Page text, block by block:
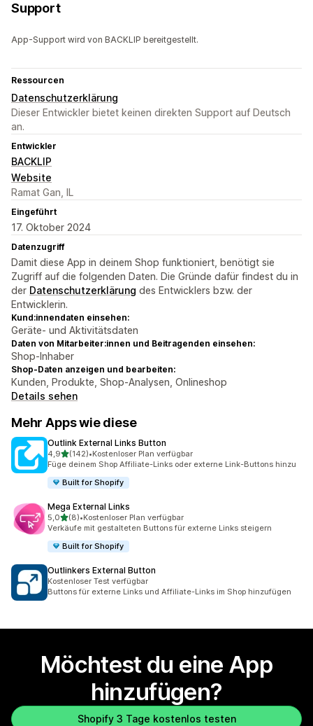
Support
App-Support wird von BACKLIP bereitgestellt.
Ressourcen
Datenschutzerklärung
Dieser Entwickler bietet keinen direkten Support auf Deutsch
an.
Entwickler
BACKLIP
Website
Ramat Gan, IL
Eingeführt
17. Oktober 2024
Datenzugriff
Damit diese App in deinem Shop funktioniert, benötigt sie
Zugriff auf die folgenden Daten. Die Gründe dafür findest du in
der Datenschutzerklärung des Entwicklers bzw. der
Entwicklerin.
Kund:innendaten einsehen:
Geräte- und Aktivitätsdaten
Daten von Mitarbeiter:innen und Beitragenden einsehen:
Shop-Inhaber
Shop-Daten anzeigen und bearbeiten:
Kunden, Produkte, Shop-Analysen, Onlineshop
Details sehen
Mehr Apps wie diese
Outlink External Links Button
4,9von 5 Sternen
(142)
142 Rezensionen insgesamt
•Kostenloser Plan verfügbar
Füge deinem Shop Affiliate-Links oder externe Link-Buttons hinzu
Built for Shopify
Mega External Links
5,0von 5 Sternen
(8)
8 Rezensionen insgesamt
•Kostenloser Plan verfügbar
Verkäufe mit gestalteten Buttons für externe Links steigern
Built for Shopify
Outlinkers External Button
Kostenloser Test verfügbar
Buttons für externe Links und Affiliate-Links im Shop hinzufügen
Möchtest du eine App
hinzufügen?
Shopify 3 Tage kostenlos testen